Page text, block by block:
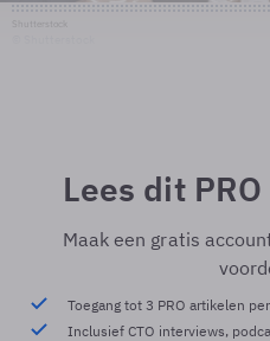
Lees dit
Maak een gratis
Toegang tot 3 PRO artikelen
Inclusief CTO interviews,